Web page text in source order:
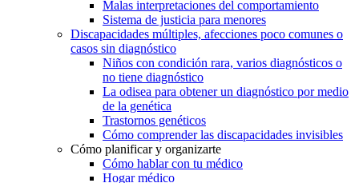
Malas interpretaciones del comportamiento
Sistema de justicia para menores
Discapacidades múltiples, afecciones poco comunes o
casos sin diagnóstico
Niños con condición rara, varios diagnósticos o
no tiene diagnóstico
La odisea para obtener un diagnóstico por medio
de la genética
Trastornos genéticos
Cómo comprender las discapacidades invisibles
Cómo planificar y organizarte
Cómo hablar con tu médico
Hogar médico